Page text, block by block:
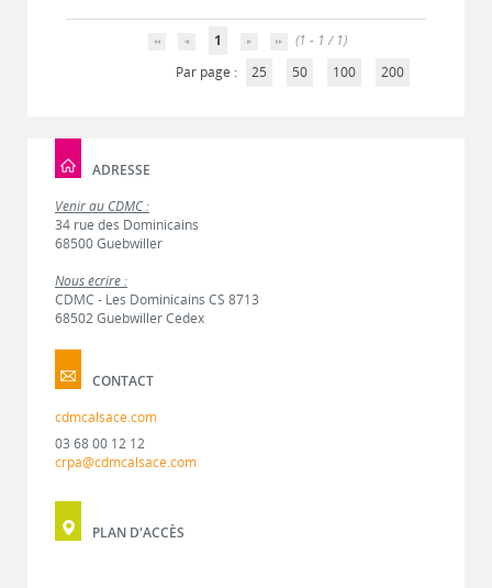
1
(1 - 1 / 1)
Par page :
25 50 100 200
ADRESSE
Venir au CDMC :
34 rue des Dominicains
68500 Guebwiller
Nous écrire :
CDMC - Les Dominicains CS 8713
68502 Guebwiller Cedex
CONTACT
cdmcalsace.com
03 68 00 12 12
crpa@cdmcalsace.com
PLAN D'ACCÈS